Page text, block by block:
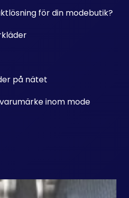
för din modebutik?
på nätet
inom mode